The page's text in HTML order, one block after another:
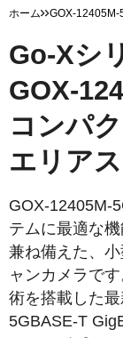
ホーム GOX-12405M-
Go-Xシ
GOX-
コンパ
エリア
GOX-12405M-
テムに最適な
兼ね備えた、
ャンカメラで
術を搭載した
5GBASE-T